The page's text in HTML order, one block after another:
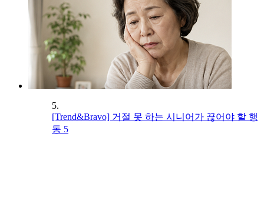
5.
[Trend&Bravo] 거절 못 하는 시니어가 끊어야 할 행
동 5